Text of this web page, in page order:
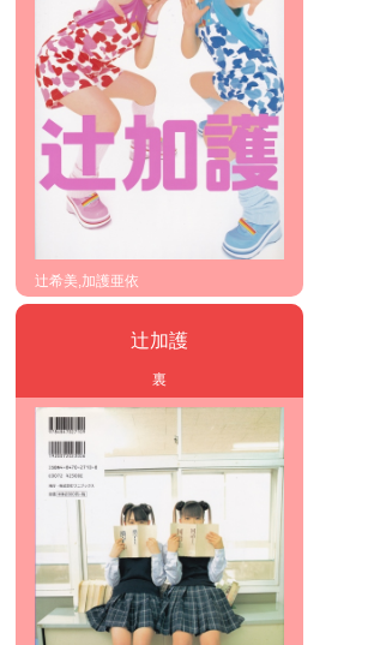
辻希美,加護亜依
辻加護
裏